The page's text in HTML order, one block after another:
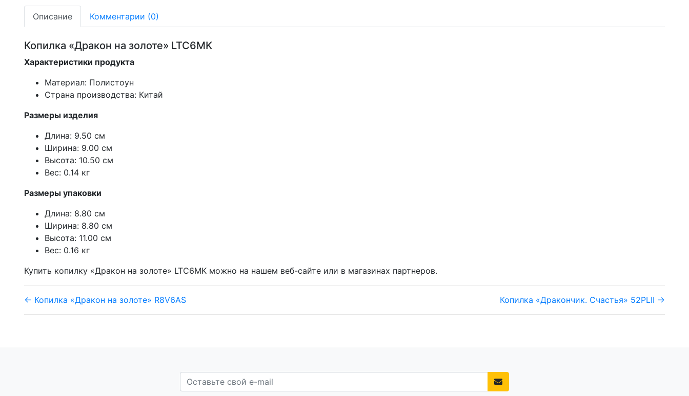
Описание Комментарии (0)
Копилка «Дракон на золоте» LTC6MK
Характеристики продукта
Материал: Полистоун
Страна производства: Китай
Размеры изделия
Длина: 9.50 см
Ширина: 9.00 см
Высота: 10.50 см
Вес: 0.14 кг
Размеры упаковки
Длина: 8.80 см
Ширина: 8.80 см
Высота: 11.00 см
Вес: 0.16 кг
Купить копилку «Дракон на золоте» LTC6MK можно на нашем веб-сайте или в магазинах партнеров.
← Копилка «Дракон на золоте» R8V6AS Копилка «Дракончик. Счастья» 52PLII →